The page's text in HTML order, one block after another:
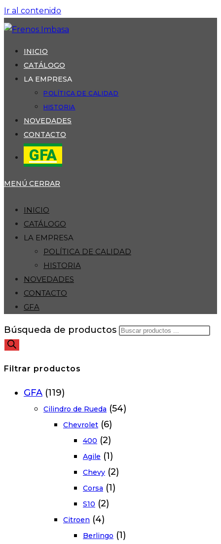
Ir al contenido
INICIO
CATÁLOGO
LA EMPRESA
POLÍTICA DE CALIDAD
HISTORIA
NOVEDADES
CONTACTO
GFA
MENÚ CERRAR
INICIO
CATÁLOGO
LA EMPRESA
POLÍTICA DE CALIDAD
HISTORIA
NOVEDADES
CONTACTO
GFA
Búsqueda de productos
Filtrar productos
GFA (119)
Cilindro de Rueda (54)
Chevrolet (6)
400 (2)
Agile (1)
Chevy (2)
Corsa (1)
S10 (2)
Citroen (4)
Berlingo (1)